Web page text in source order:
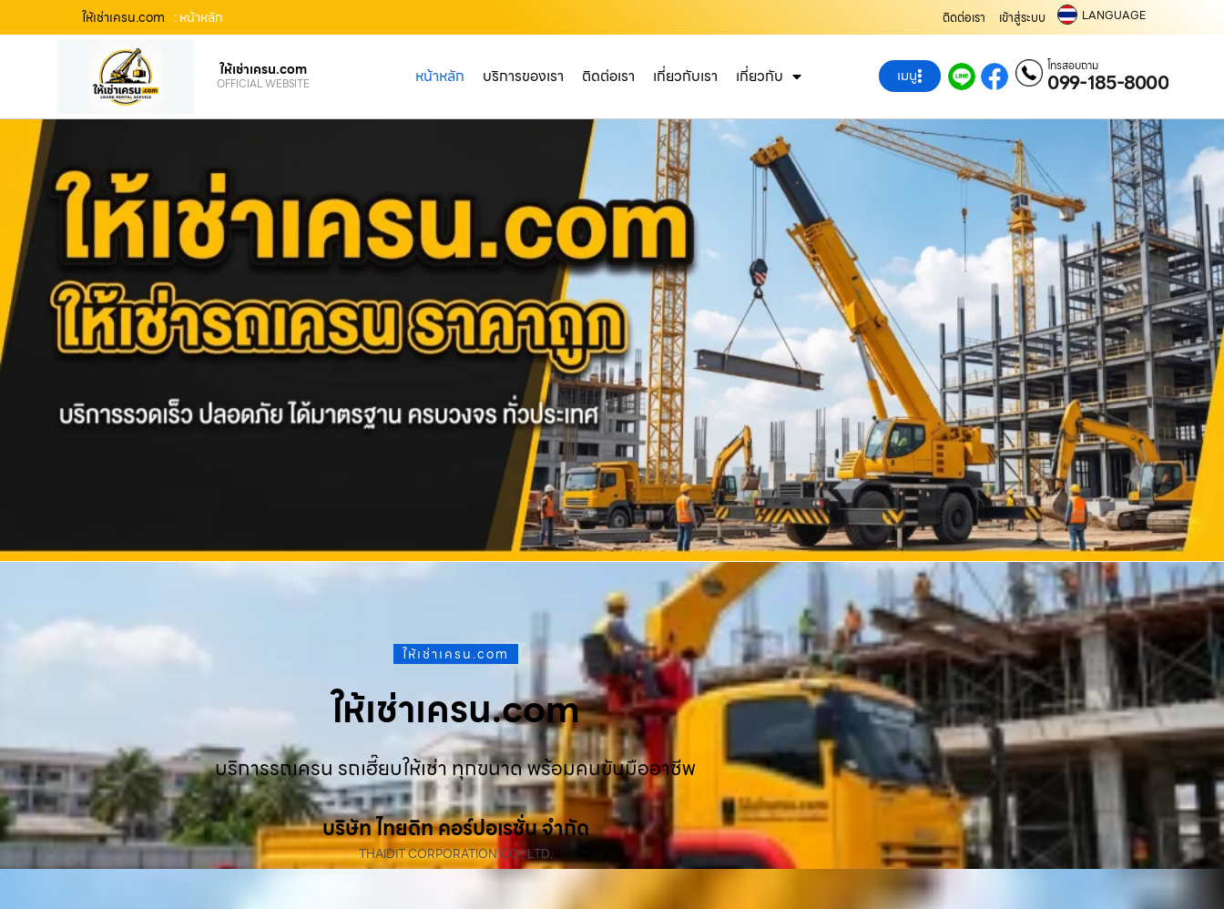
ให้เช่าเครน.com : หน้าหลัก ติดต่อเรา เข้าสู่ระบบ LANGUAGE
ให้เช่าเครน.com
OFFICIAL WEBSITE หน้าหลัก บริการของเรา ติดต่อเรา เกี่ยวกับเรา เกี่ยวกับ เมนู โทรสอบถาม
099-185-8000
ให้เช่าเครน.com
ให้เช่าเครน.com
บริการรถเครน รถเฮี๊ยบให้เช่า ทุกขนาด พร้อมคนขับมืออาชีพ
บริษัท ไทยดิท คอร์ปอเรชั่น จำกัด
THAIDIT CORPORATION CO., LTD.